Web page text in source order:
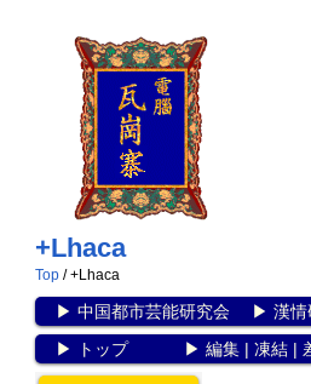
+Lhaca
Top / +Lhaca
▶ 中国都市芸能研究会▶ 漢情
▶
トップ▶ 編集| 凍結|